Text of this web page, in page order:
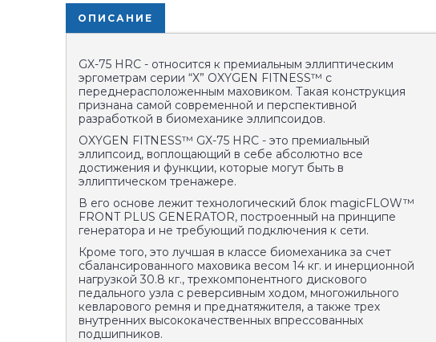
ОПИСАНИЕ
GX-75 HRC - относится к премиальным эллиптическим
эргометрам серии “X” OXYGEN FITNESS™ с
переднерасположенным маховиком. Такая конструкция
признана самой современной и перспективной
разработкой в биомеханике эллипсоидов.
OXYGEN FITNESS™ GX-75 HRC - это премиальный
эллипсоид, воплощающий в себе абсолютно все
достижения и функции, которые могут быть в
эллиптическом тренажере.
В его основе лежит технологический блок magicFLOW™
FRONT PLUS GENERATOR, построенный на принципе
генератора и не требующий подключения к сети.
Кроме того, это лучшая в классе биомеханика за счет
сбалансированного маховика весом 14 кг. и инерционной
нагрузкой 30.8 кг., трехкомпонентного дискового
педального узла с реверсивным ходом, многожильного
кевларового ремня и преднатяжителя, а также трех
внутренних высококачественных впрессованных
подшипников.